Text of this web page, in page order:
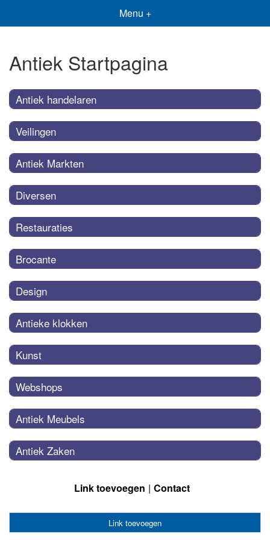
Menu +
Antiek Startpagina
Antiek handelaren
Veilingen
Antiek Markten
Diversen
Restauraties
Brocante
Design
Antieke klokken
Kunst
Webshops
Antiek Meubels
Antiek Zaken
Link toevoegen Contact
Link toevoegen